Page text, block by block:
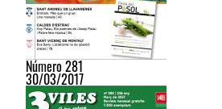
Número 281
30/03/2017